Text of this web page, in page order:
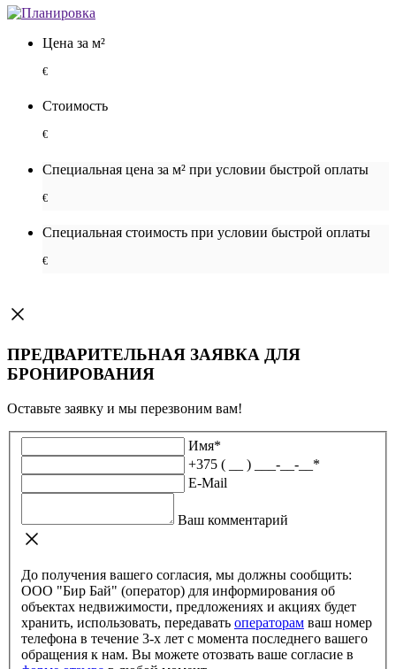
Цена за м²
€
Стоимость
€
Специальная цена за м² при условии быстрой оплаты
€
Специальная cтоимость при условии быстрой оплаты
€
ПРЕДВАРИТЕЛЬНАЯ ЗАЯВКА ДЛЯ
БРОНИРОВАНИЯ
Оставьте заявку и мы перезвоним вам!
Имя*
+375 ( __ ) ___-__-__ *
E-Mail
Ваш комментарий
До получения вашего согласия, мы должны сообщить:
ООО "Бир Бай" (оператор) для информирования об
объектах недвижимости, предложениях и акциях будет
хранить, использовать, передавать операторам
телефона в течение 3-х лет с момента последнего вашего
обращения к нам. Вы можете отозвать ваше согласие в